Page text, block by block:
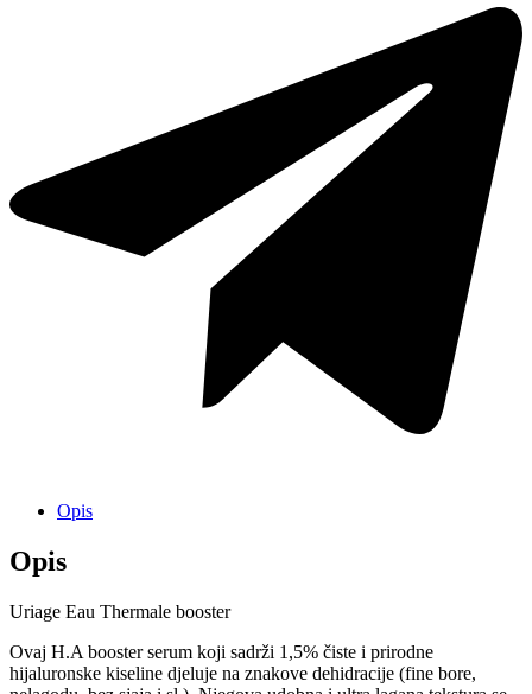
Opis
Opis
Uriage Eau Thermale booster
Ovaj H.A booster serum koji sadrži 1,5% čiste i prirodne
hijaluronske kiseline djeluje na znakove dehidracije (fine bore,